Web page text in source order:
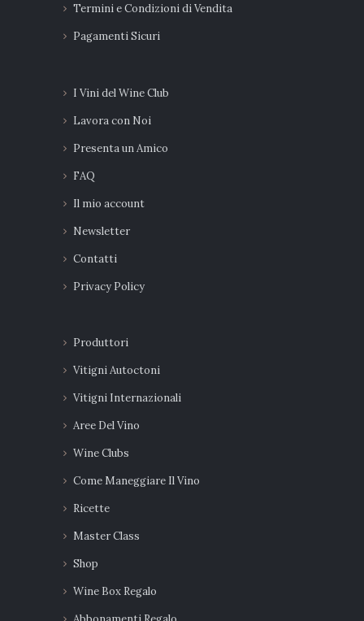
Termini e Condizioni di Vendita
Pagamenti Sicuri
I Vini del Wine Club
Lavora con Noi
Presenta un Amico
FAQ
Il mio account
Newsletter
Contatti
Privacy Policy
Produttori
Vitigni Autoctoni
Vitigni Internazionali
Aree Del Vino
Wine Clubs
Come Maneggiare Il Vino
Ricette
Master Class
Shop
Wine Box Regalo